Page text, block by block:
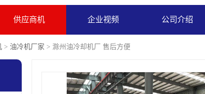
供应商机 企业视频 公司介绍
> 油冷机厂家 > 滁州油冷却机厂 售后方便